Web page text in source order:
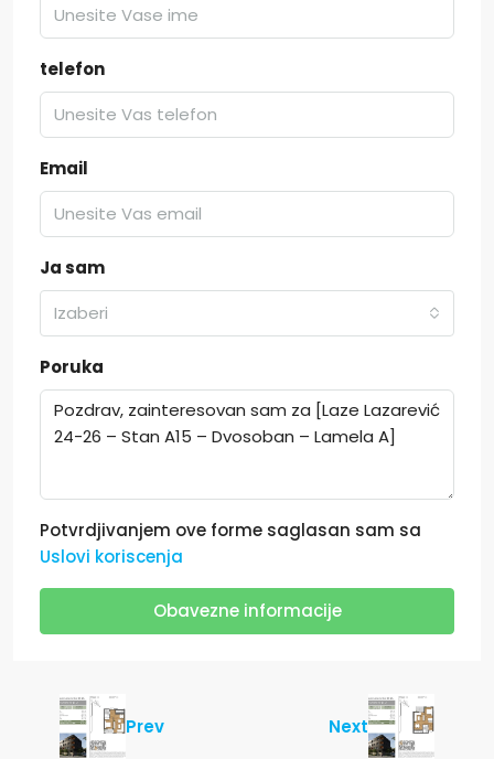
telefon
Email
Ja sam
Izaberi
Poruka
Potvrdjivanjem ove forme saglasan sam sa
Uslovi koriscenja
Obavezne informacije
Prev Next